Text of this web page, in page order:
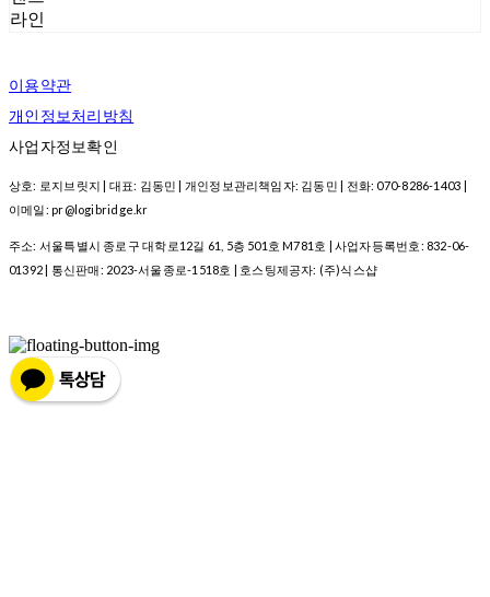
라인
이용약관
개인정보처리방침
사업자정보확인
상호: 로지브릿지 | 대표: 김동민 | 개인정보관리책임자: 김동민 | 전화: 070-8286-1403 |
이메일: pr@logibridge.kr
주소: 서울특별시 종로구 대학로12길 61, 5층 501호 M781호 | 사업자등록번호: 832-06-
01392 | 통신판매: 2023-서울종로-1518호 | 호스팅제공자: (주)식스샵